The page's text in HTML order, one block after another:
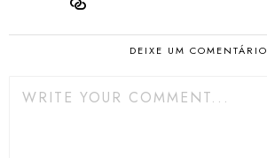
DEIXE UM COMENTÁRIO